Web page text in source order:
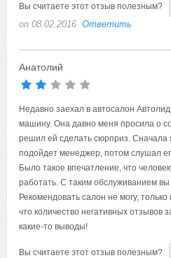
Вы считаете этот отзыв полезным?
on 08.02.2016 Ответить
Анатолий
Недавно заехал в автосалон
машину. Она давно меня просила о
решил ей сделать сюрприз. Сначала
подойдет менеджер, потом слушал
Было такое впечатление, что
работать. С таким обслуживанием
Рекомендовать салон не могу,
что количество негативных отзывов
какие-то выводы!
Вы считаете этот отзыв полезным?